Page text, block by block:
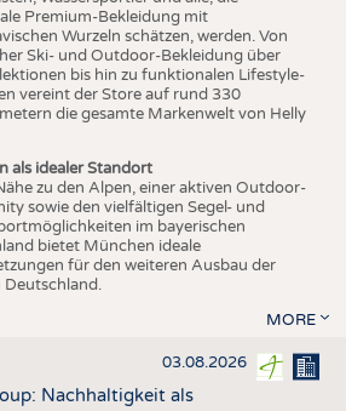
Premium-Bekleidung mit
Wurzeln schätzen, werden. Von
Ski- und Outdoor-Bekleidung über
bis hin zu funktionalen Lifestyle-
vereint der Store auf rund 330
die gesamte Markenwelt von Helly
als idealer Standort
zu den Alpen, einer aktiven Outdoor-
sowie den vielfältigen Segel- und
im bayerischen
bietet München ideale
für den weiteren Ausbau der
Deutschland.
MORE
03.08.2026
Nachhaltigkeit als